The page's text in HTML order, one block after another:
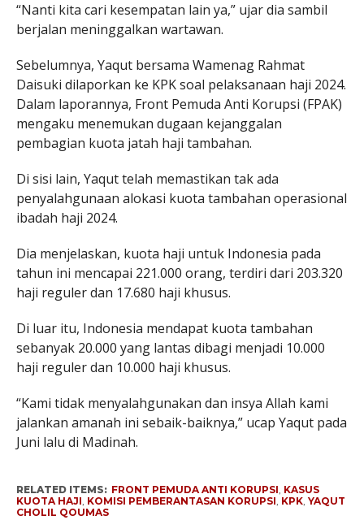
“Nanti kita cari kesempatan lain ya,” ujar dia sambil
berjalan meninggalkan wartawan.
Sebelumnya, Yaqut bersama Wamenag Rahmat
Daisuki dilaporkan ke KPK soal pelaksanaan haji 2024.
Dalam laporannya, Front Pemuda Anti Korupsi (FPAK)
mengaku menemukan dugaan kejanggalan
pembagian kuota jatah haji tambahan.
Di sisi lain, Yaqut telah memastikan tak ada
penyalahgunaan alokasi kuota tambahan operasional
ibadah haji 2024.
Dia menjelaskan, kuota haji untuk Indonesia pada
tahun ini mencapai 221.000 orang, terdiri dari 203.320
haji reguler dan 17.680 haji khusus.
Di luar itu, Indonesia mendapat kuota tambahan
sebanyak 20.000 yang lantas dibagi menjadi 10.000
haji reguler dan 10.000 haji khusus.
“Kami tidak menyalahgunakan dan insya Allah kami
jalankan amanah ini sebaik-baiknya,” ucap Yaqut pada
Juni lalu di Madinah.
RELATED ITEMS: FRONT PEMUDA ANTI KORUPSI, KASUS
KUOTA HAJI, KOMISI PEMBERANTASAN KORUPSI, KPK, YAQUT
CHOLIL QOUMAS